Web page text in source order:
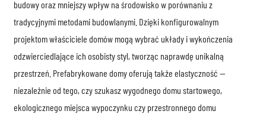
budowy oraz mniejszy wpływ na środowisko w porównaniu z
tradycyjnymi metodami budowlanymi. Dzięki konfigurowalnym
projektom właściciele domów mogą wybrać układy i wykończenia
odzwierciedlające ich osobisty styl, tworząc naprawdę unikalną
przestrzeń. Prefabrykowane domy oferują także elastyczność —
niezależnie od tego, czy szukasz wygodnego domu startowego,
ekologicznego miejsca wypoczynku czy przestronnego domu